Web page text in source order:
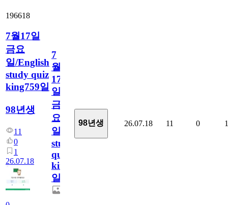
196618
7월17일
금요
일/English
study quiz
king759일
98년생
11
0
1
26.07.18
7
월
17
일
금
요
일/English
study
quiz
king759
일
98년생 26.07.18 11 0 1